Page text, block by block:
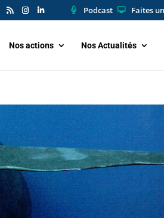
Podcast Faites
Nos actions Nos Actualités